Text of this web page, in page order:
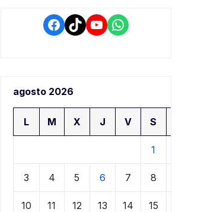
Facebook
TikTokYouTube
WhatsApp
agosto 2026
L M X J V S
1
3 4 5 6 7 8
10 11 12 13 14 15